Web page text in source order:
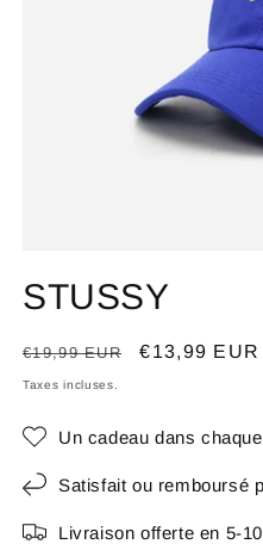
STUSSY
Prix
habituel
€19,99 EUR
Prix
€13,99 EUR
Taxes incluses.
Un cadeau dans
Satisfait ou remboursé
Livraison offerte en 5-